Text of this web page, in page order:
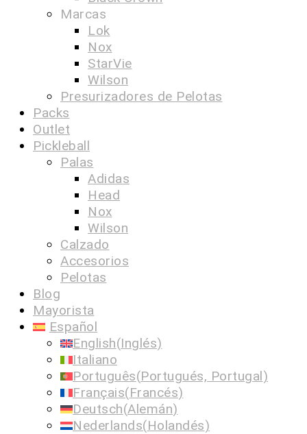
Marcas
Lok
Nox
StarVie
Wilson
Presurizadores de Pelotas
Packs
Outlet
Pickleball
Palas
Adidas
Head
Nox
Wilson
Calzado
Accesorios
Pelotas
Blog
Mayorista
Español
English(Inglés)
Italiano
Português(Portugués, Portugal)
Français(Francés)
Deutsch(Alemán)
Nederlands(Holandés)